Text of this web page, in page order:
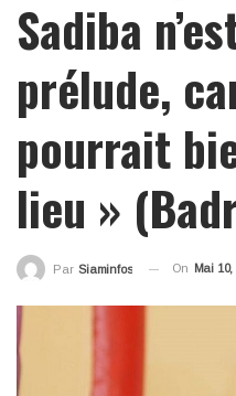
Sadiba
prélude,
pourrait
lieu »
Par Siaminfos On Mai 10,